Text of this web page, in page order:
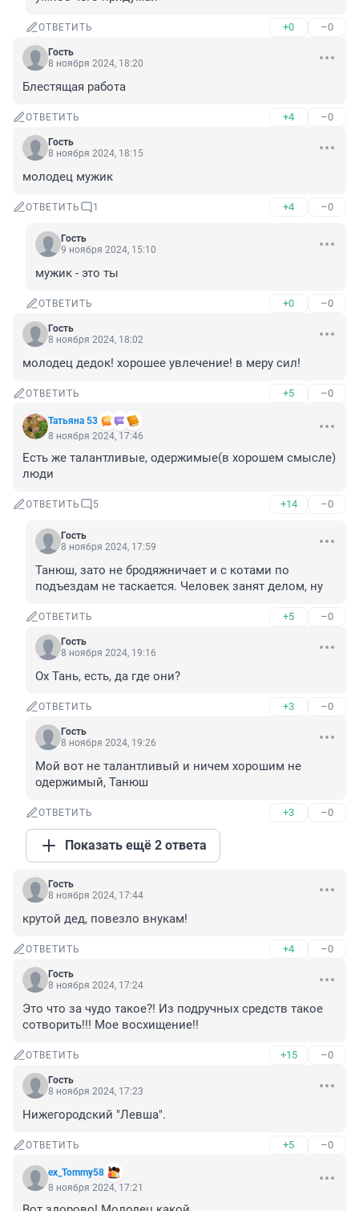
ОТВЕТИТЬ +0 –0
Гость
8 ноября 2024, 18:20
Блестящая работа
ОТВЕТИТЬ +4 –0
Гость
8 ноября 2024, 18:15
молодец мужик
ОТВЕТИТЬ 1 +4 –0
Гость
9 ноября 2024, 15:10
мужик - это ты
ОТВЕТИТЬ +0 –0
Гость
8 ноября 2024, 18:02
молодец дедок! хорошее увлечение! в меру сил!
ОТВЕТИТЬ +5 –0
Татьяна 53
8 ноября 2024, 17:46
Есть же талантливые, одержимые(в хорошем смысле)
люди
ОТВЕТИТЬ 5 +14 –0
Гость
8 ноября 2024, 17:59
Танюш, зато не бродяжничает и с котами по
подъездам не таскается. Человек занят делом, ну
ОТВЕТИТЬ +5 –0
Гость
8 ноября 2024, 19:16
Ох Тань, есть, да где они?
ОТВЕТИТЬ +3 –0
Гость
8 ноября 2024, 19:26
Мой вот не талантливый и ничем хорошим не
одержимый, Танюш
ОТВЕТИТЬ +3 –0
Показать ещё 2 ответа
Гость
8 ноября 2024, 17:44
крутой дед, повезло внукам!
ОТВЕТИТЬ +4 –0
Гость
8 ноября 2024, 17:24
Это что за чудо такое?! Из подручных средств такое
сотворить!!! Мое восхищение!!
ОТВЕТИТЬ +15 –0
Гость
8 ноября 2024, 17:23
Нижегородский "Левша".
ОТВЕТИТЬ +5 –0
ex_Tommy58
8 ноября 2024, 17:21